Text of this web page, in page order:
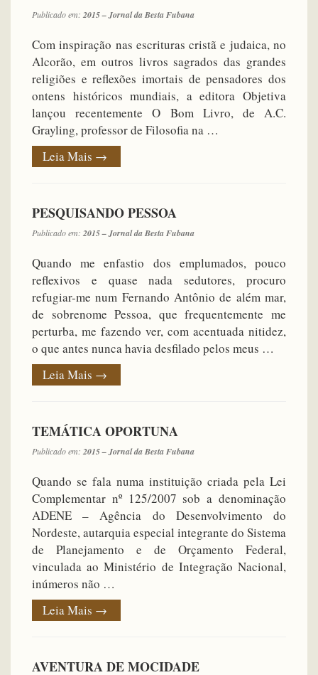
Publicado em: 2015 – Jornal da Besta Fubana
Com inspiração nas escrituras cristã e judaica, no
Alcorão, em outros livros sagrados das grandes
religiões e reflexões imortais de pensadores dos
ontens históricos mundiais, a editora Objetiva
lançou recentemente O Bom Livro, de A.C.
Grayling, professor de Filosofia na …
Leia Mais →
PESQUISANDO PESSOA
Publicado em: 2015 – Jornal da Besta Fubana
Quando me enfastio dos emplumados, pouco
reflexivos e quase nada sedutores, procuro
refugiar-me num Fernando Antônio de além mar,
de sobrenome Pessoa, que frequentemente me
perturba, me fazendo ver, com acentuada nitidez,
o que antes nunca havia desfilado pelos meus …
Leia Mais →
TEMÁTICA OPORTUNA
Publicado em: 2015 – Jornal da Besta Fubana
Quando se fala numa instituição criada pela Lei
Complementar nº 125/2007 sob a denominação
ADENE – Agência do Desenvolvimento do
Nordeste, autarquia especial integrante do Sistema
de Planejamento e de Orçamento Federal,
vinculada ao Ministério de Integração Nacional,
inúmeros não …
Leia Mais →
AVENTURA DE MOCIDADE